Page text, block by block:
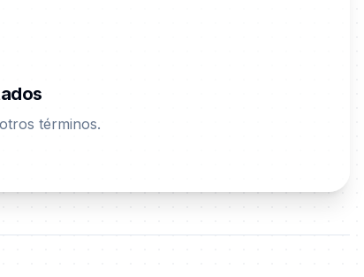
términos.